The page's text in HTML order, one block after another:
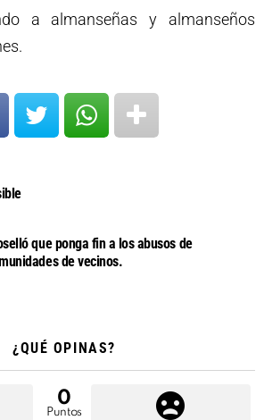
a almanseñas y almanseños
que ponga fin a los abusos de
de vecinos.
¿QUÉ OPINAS?
0
Puntos